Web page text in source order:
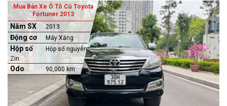
Mua Bán Xe Ô Tô Cũ Toyota
Fortuner 2013
Năm SX 2013
Động cơ Máy Xăng
Hộp số
Hộp số nguyên
Zin
Odo 90,000 km